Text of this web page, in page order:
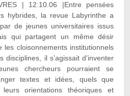
| 12.10.06 |Entre pensées
hybrides, la revue Labyrinthe a
de jeunes universitaires issus
qui partagent un même désir
les cloisonnements institutionnels
disciplines, il s’agissait d’inventer
chercheurs pourraient se
textes et idées, quels que
orientations théoriques et